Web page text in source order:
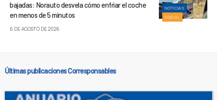
NOTICIAS
SOCIAL
bajadas: Norauto desvela cómo enfriar el coche
en menos de 5 minutos
6 DE AGOSTO DE 2026
Últimas publicaciones Corresponsables